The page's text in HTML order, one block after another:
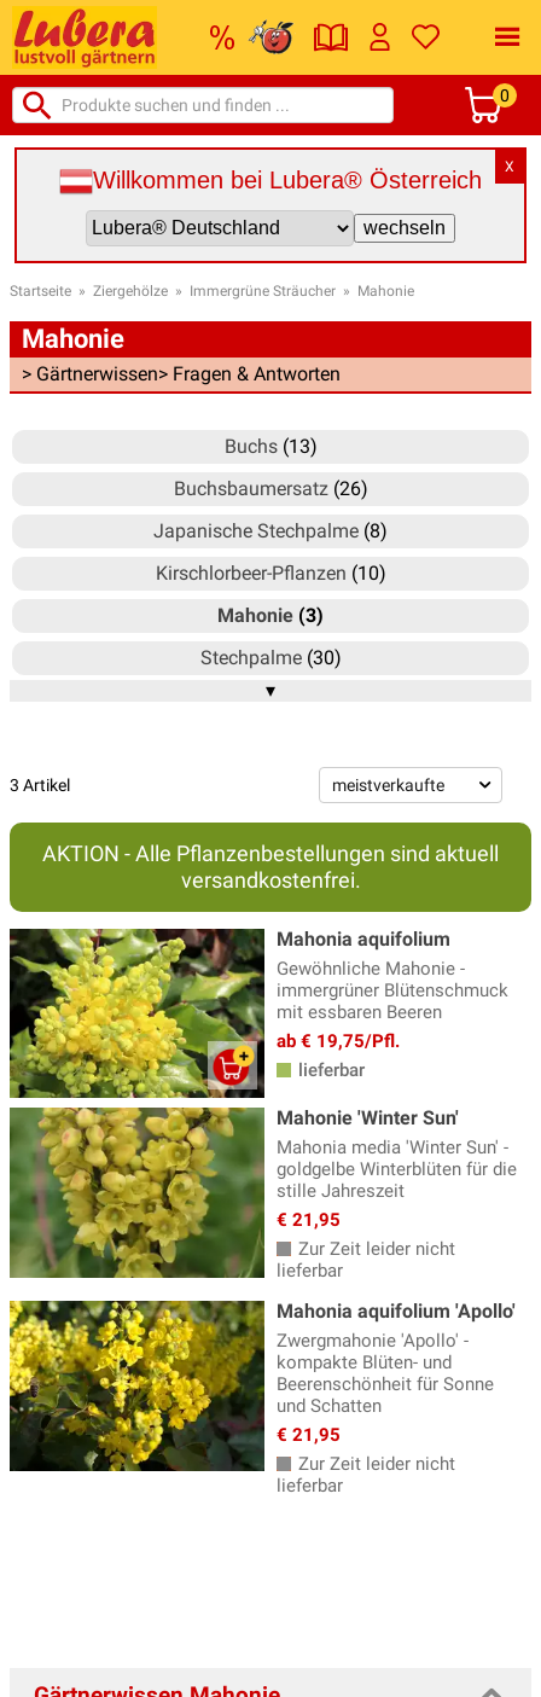
0
X
Willkommen bei Lubera® Österreich
Startseite » Ziergehölze » Immergrüne Sträucher » Mahonie
Mahonie
> Gärtnerwissen> Fragen & Antworten
Buchs(13)
Buchsbaumersatz (26)
Japanische Stechpalme (8)
Kirschlorbeer-Pflanzen (10)
Mahonie (3)
Stechpalme(30)
Weitere immergrüne Laubgehölze
▾
3 Artikel
AKTION - Alle Pflanzenbestellungen sind aktuell
versandkostenfrei.
Mahonia aquifolium
Gewöhnliche Mahonie -
immergrüner Blütenschmuck
mit essbaren Beeren
ab € 19,75/Pfl.
lieferbar
Mahonie 'Winter Sun'
Mahonia media 'Winter Sun' -
goldgelbe Winterblüten für die
stille Jahreszeit
€ 21,95
Zur Zeit leider nicht
lieferbar
Mahonia aquifolium 'Apollo'
Zwergmahonie 'Apollo' -
kompakte Blüten- und
Beerenschönheit für Sonne
und Schatten
€ 21,95
Zur Zeit leider nicht
lieferbar